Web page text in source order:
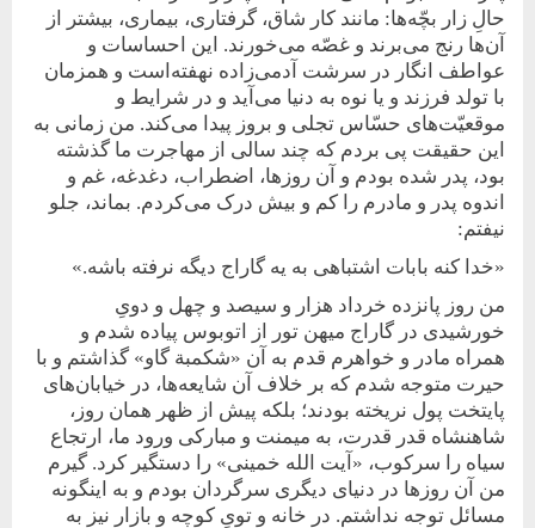
حالِ زار بچّه‌ها: مانند کار شاق، گرفتاری، بیماری، بیشتر از
آن‌ها رنج می‌برند و غصّه می‌خورند. این احساسات و
عواطف انگار در سرشت آدمی‌زاده نهفته‌است و همزمان
با تولد فرزند و یا نوه به دنیا می‌آید و در شرایط و
موقعیّت‌های حسّاس تجلی و بروز پیدا می‌کند. من زمانی به
این حقیقت پی بردم که چند سالی از مهاجرت ما گذشته
بود، پدر شده بودم و آن روزها، اضطراب، دغدغه، غم و
اندوه پدر و مادرم را کم و بیش درک می‌کردم. بماند، جلو
نیفتم:
«خدا کنه بابات اشتباهی به یه گاراج دیگه نرفته باشه.»
من روز پانزده خرداد هزار و سیصد و چهل و دویِ
خورشیدی در گاراج میهن تور از اتوبوس پیاده شدم و
همراه مادر و خواهرم قدم به آن «شکمبة ‏گاو» گذاشتم و با
حیرت متوجه شدم که بر خلاف آن شایعه‌ها، در خیابان‌های
پایتخت پول نریخته بودند؛ بلکه پیش از ظهر همان روز،
شاهنشاه قدر قدرت، به میمنت و مبارکی ورود ما، ارتجاع
سیاه را ‏سرکوب، «آیت الله خمینی» را دستگیر کرد. گیرم
من آن روزها در‌ دنیای دیگری سرگردان بودم و به اینگونه
مسائل توجه نداشتم. در خانه و تویِ کوچه و بازار نیز به